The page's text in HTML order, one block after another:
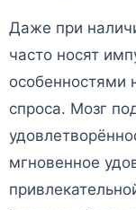
Даже при
часто носят
особенностями
спроса. Мозг
мгновенное